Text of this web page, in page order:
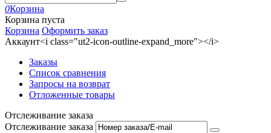
0Корзина
Корзина пуста
Корзина Оформить заказ
Аккаунт<i class="ut2-icon-outline-expand_more"></i>
Заказы
Список сравнения
Запросы на возврат
Отложенные товары
Отслеживание заказа
Отслеживание заказа